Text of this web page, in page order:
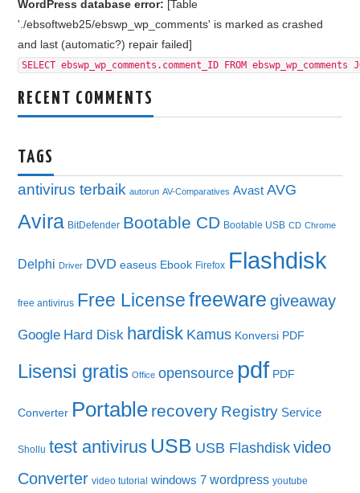
WordPress database error: [Table
'./ebsoftweb25/ebswp_wp_comments' is marked as crashed
and last (automatic?) repair failed]
SELECT ebswp_wp_comments.comment_ID FROM
RECENT COMMENTS
TAGS
antivirus terbaik autorun AV-Comparatives Avast AVG
Avira BitDefender Bootable CD Bootable USB CD Chrome
Delphi Driver DVD easeus Ebook Firefox Flashdisk
free antivirus Free License freeware giveaway
Google Hard Disk hardisk Kamus Konversi PDF
Lisensi gratis Office opensource pdf PDF
Converter Portable recovery Registry Service
Shollu test antivirus USB USB Flashdisk video
Converter video tutorial windows 7 wordpress youtube